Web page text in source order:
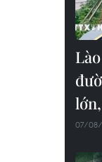
07/08/